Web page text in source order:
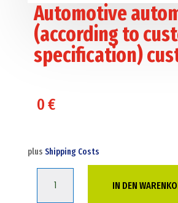
Automotive
(according to
specification)
0€
plus Shipping Costs
IN DEN